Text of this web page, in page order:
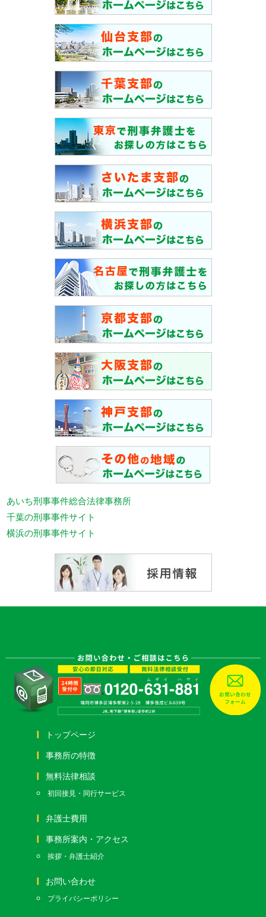
あいち刑事事件総合法律事務所
千葉の刑事事件サイト
横浜の刑事事件サイト
トップページ
事務所の特徴
無料法律相談
初回接見・同行サービス
弁護士費用
事務所案内・アクセス
挨拶・弁護士紹介
お問い合わせ
プライバシーポリシー